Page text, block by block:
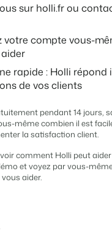
en un rien de temps
Premium
de Booking
Parcs de Vacances
derrière de Booking
sur holli.fr ou
votre compte vous-
rapide : Holli
de vos clients
pendant 14 jours,
même combien il est
la satisfaction client.
comment Holli peut
et voyez par vous-
aider.